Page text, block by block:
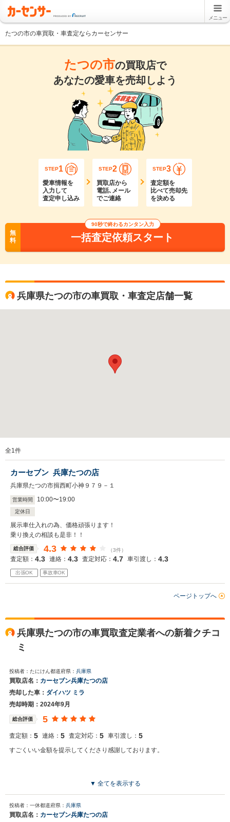
メニュー
たつの市の車買取・車査定ならカーセンサー
たつの市の買取店で
あなたの愛車を売却しよう
STEP1
愛車情報を
入力して
査定申し込み
STEP2
買取店から
電話､メール
でご連絡
STEP3
査定額を
比べて売却先
を決める
90秒で終わるカンタン入力
無
料
一括査定依頼スタート
兵庫県たつの市の車買取・車査定店舗一覧
全1件
カーセブン 兵庫たつの店
兵庫県たつの市揖西町小神９７９－１
営業時間 10:00〜19:00
定休日
展示車仕入れの為、価格頑張ります！
乗り換えの相談も是非！！
総合評価 4.3 （3件）
査定額： 4.3 連絡： 4.3 査定対応： 4.7 車引渡し： 4.3
出張OK 事故車OK
ページトップへ
兵庫県たつの市の車買取査定業者への新着クチコ
ミ
投稿者：たにけん都道府県： 兵庫県
買取店名： カーセブン兵庫たつの店
売却した車： ダイハツ ミラ
売却時期：2024年9月
総合評価 5
査定額： 5 連絡： 5 査定対応： 5 車引渡し： 5
すごくいい金額を提示してくださり感謝しております。
▼ 全てを表示する
投稿者：一休都道府県： 兵庫県
買取店名： カーセブン兵庫たつの店